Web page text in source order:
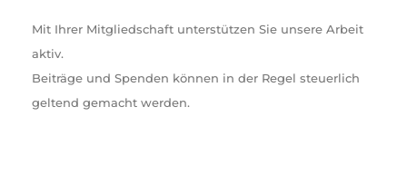
Mit Ihrer Mitgliedschaft unterstützen Sie unsere Arbeit
aktiv.
Beiträge und Spenden können in der Regel steuerlich
geltend gemacht werden.